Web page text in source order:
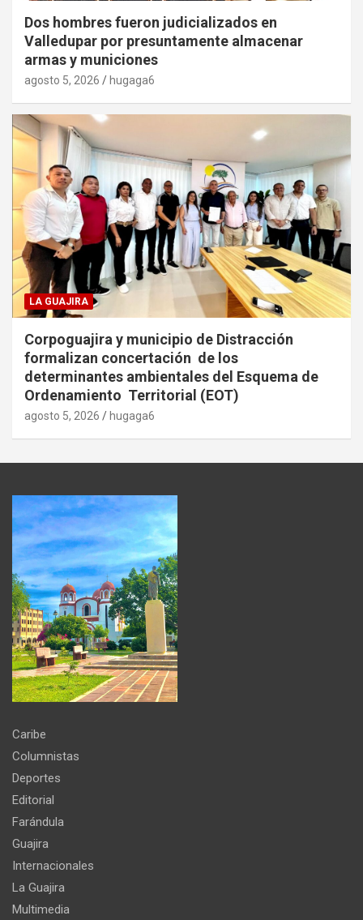
Dos hombres fueron judicializados en
Valledupar por presuntamente almacenar
armas y municiones
agosto 5, 2026 hugaga6
LA GUAJIRA
Corpoguajira y municipio de Distracción
formalizan concertación de los
determinantes ambientales del Esquema de
Ordenamiento Territorial (EOT)
agosto 5, 2026 hugaga6
Caribe
Columnistas
Deportes
Editorial
Farándula
Guajira
Internacionales
La Guajira
Multimedia